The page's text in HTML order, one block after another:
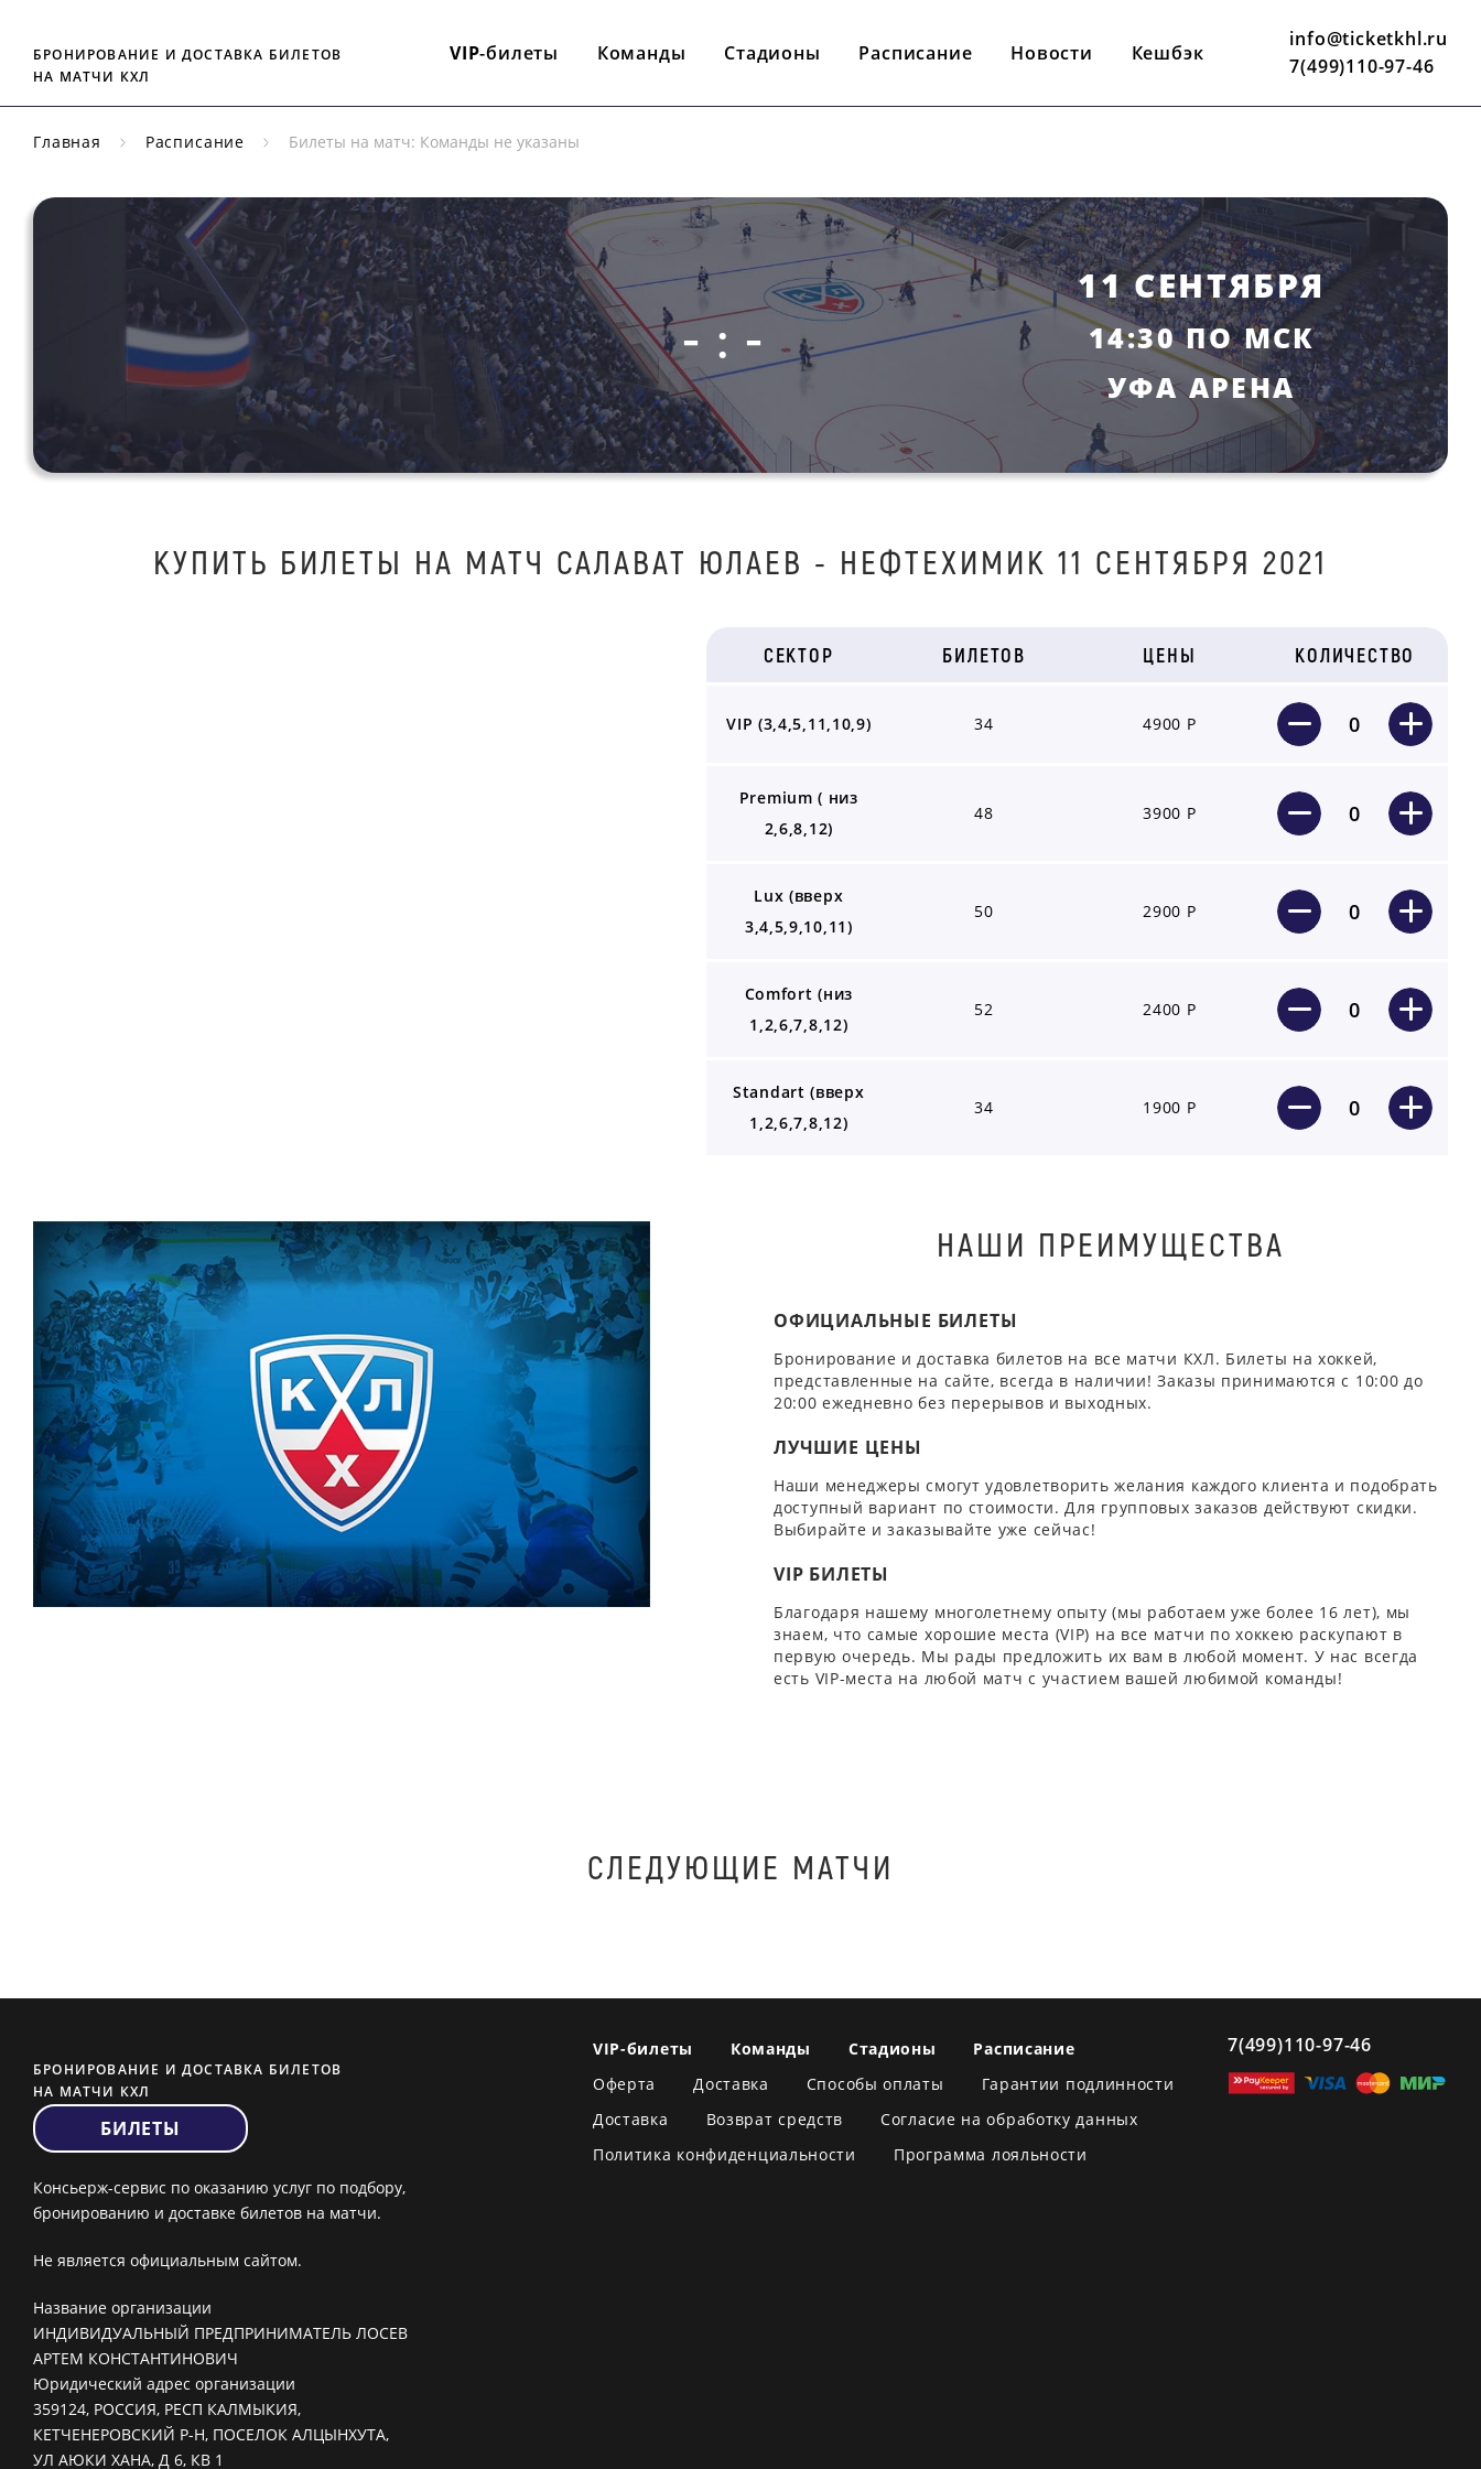
БРОНИРОВАНИЕ И ДОСТАВКА БИЛЕТОВ
НА МАТЧИ КХЛ
VIP-билеты Команды Стадионы Расписание Новости Кешбэк
info@ticketkhl.ru
7(499)110-97-46
Главная Расписание Билеты на матч: Команды не указаны
- : -
11 СЕНТЯБРЯ
14:30 ПО МСК
УФА АРЕНА
КУПИТЬ БИЛEТЫ НА МАТЧ САЛАВАТ ЮЛАЕВ - НЕФТЕХИМИК 11 СЕНТЯБРЯ 2021
СЕКТОР БИЛЕТОВ ЦЕНЫ КОЛИЧЕСТВО
VIP (3,4,5,11,10,9) 34 4900 Р 0
Premium ( низ
2,6,8,12)
48 3900 Р 0
Lux (вверх
3,4,5,9,10,11)
50 2900 Р 0
Comfort (низ
1,2,6,7,8,12)
52 2400 Р 0
Standart (вверх
1,2,6,7,8,12)
34 1900 Р 0
НАШИ ПРЕИМУЩЕСТВА
ОФИЦИАЛЬНЫЕ БИЛЕТЫ
Бронирование и доставка билетов на все матчи КХЛ. Билеты на хоккей,
представленные на сайте, всегда в наличии! Заказы принимаются с 10:00 до
20:00 ежедневно без перерывов и выходных.
ЛУЧШИЕ ЦЕНЫ
Наши менеджеры смогут удовлетворить желания каждого клиента и подобрать
доступный вариант по стоимости. Для групповых заказов действуют скидки.
Выбирайте и заказывайте уже сейчас!
VIP БИЛЕТЫ
Благодаря нашему многолетнему опыту (мы работаем уже более 16 лет), мы
знаем, что самые хорошие места (VIP) на все матчи по хоккею раскупают в
первую очередь. Мы рады предложить их вам в любой момент. У нас всегда
есть VIP-места на любой матч с участием вашей любимой команды!
СЛЕДУЮЩИЕ МАТЧИ
БРОНИРОВАНИЕ И ДОСТАВКА БИЛЕТОВ
НА МАТЧИ КХЛ
БИЛЕТЫ
Консьерж-сервис по оказанию услуг по подбору,
бронированию и доставке билетов на матчи.
Не является официальным сайтом.
Название организации
ИНДИВИДУАЛЬНЫЙ ПРЕДПРИНИМАТЕЛЬ ЛОСЕВ
АРТЕМ КОНСТАНТИНОВИЧ
Юридический адрес организации
359124, РОССИЯ, РЕСП КАЛМЫКИЯ,
КЕТЧЕНЕРОВСКИЙ Р-Н, ПОСЕЛОК АЛЦЫНХУТА,
УЛ АЮКИ ХАНА, Д 6, КВ 1
VIP-билеты Команды Стадионы
Расписание
Оферта
Доставка Способы оплаты
Гарантии подлинности
Доставка
Возврат средств
Согласие на обработку данных
Политика конфиденциальности
Программа лояльности
7(499)110-97-46